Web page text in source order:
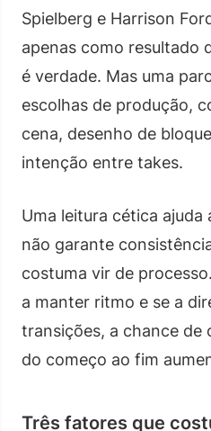
Spielberg e Harrison
apenas como resultado
é verdade. Mas uma
escolhas de produção,
cena, desenho de
intenção entre takes.
Uma leitura cética
não garante
costuma vir de
a manter ritmo e se a
transições, a chance de
do começo ao fim
Três fatores que